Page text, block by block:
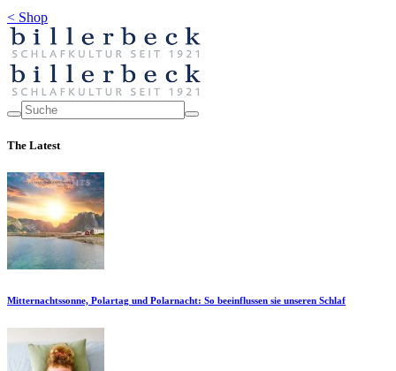
< Shop
The Latest
Mitternachtssonne, Polartag und Polarnacht: So beeinflussen sie unseren Schlaf